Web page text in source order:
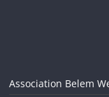
Association Belem